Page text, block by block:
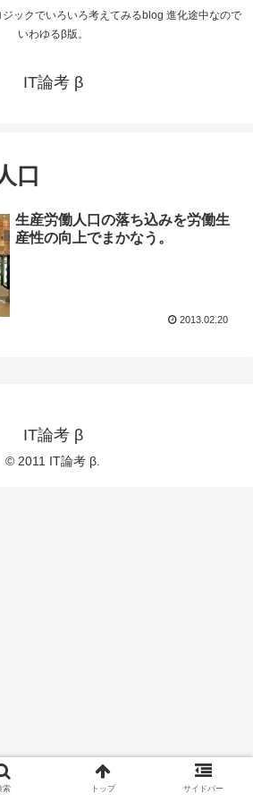
ックでいろいろ考えてみるblog 進化途中なので
いわゆるβ版。
IT論考 β
口
生産労働人口の落ち込みを労働生
産性の向上でまかなう。
2013.02.20
IT論考 β
© 2011 IT論考 β.
索 トップ サイドバー